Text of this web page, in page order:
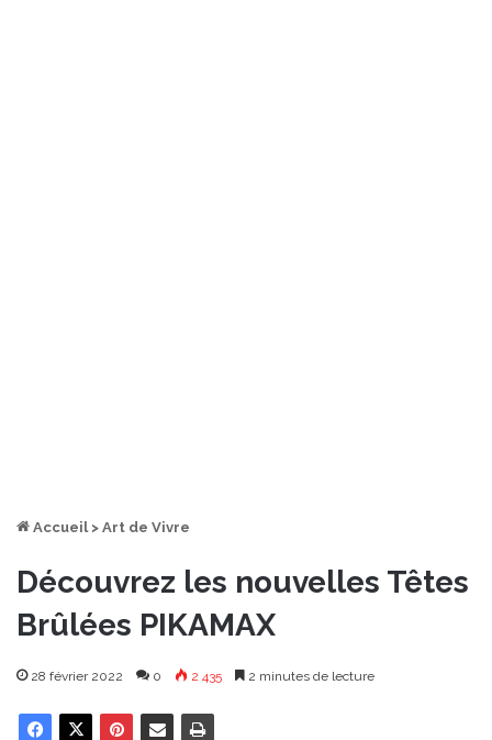
Accueil > Art de Vivre
Découvrez les nouvelles Têtes
Brûlées PIKAMAX
28 février 2022 0 2 435 2 minutes de lecture